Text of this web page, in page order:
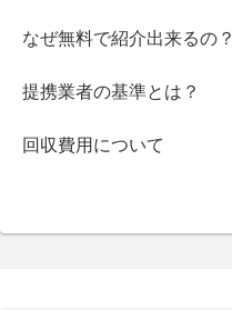
なぜ無料で紹介出来るの？
提携業者の基準とは？
回収費用について